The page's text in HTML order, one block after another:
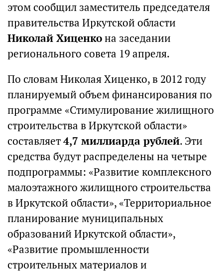
этом сообщил заместитель председателя
правительства Иркутской области
Николай Хиценкона заседании
регионального совета 19 апреля.
По словам Николая Хиценко, в 2012 году
планируемый объем финансирования по
программе «Стимулирование жилищного
строительства в Иркутской области»
составляет4,7 миллиарда рублей. Эти
средства будут распределены на четыре
подпрограммы: «Развитие комплексного
малоэтажного жилищного строительства
в Иркутской области», «Территориальное
планирование муниципальных
образований Иркутской области»,
«Развитие промышленности
строительных материалов и